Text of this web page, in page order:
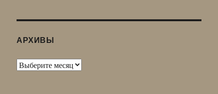
АРХИВЫ
Архивы